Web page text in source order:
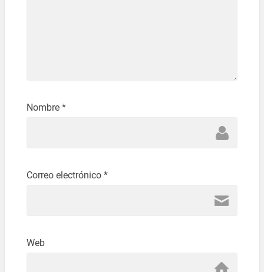
Nombre *
Correo electrónico *
Web